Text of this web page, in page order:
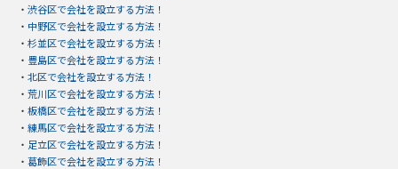
・ 渋谷区で会社を設立する方法！
・ 中野区で会社を設立する方法！
・ 杉並区で会社を設立する方法！
・ 豊島区で会社を設立する方法！
・ 北区で会社を設立する方法！
・ 荒川区で会社を設立する方法！
・ 板橋区で会社を設立する方法！
・ 練馬区で会社を設立する方法！
・ 足立区で会社を設立する方法！
・ 葛飾区で会社を設立する方法！